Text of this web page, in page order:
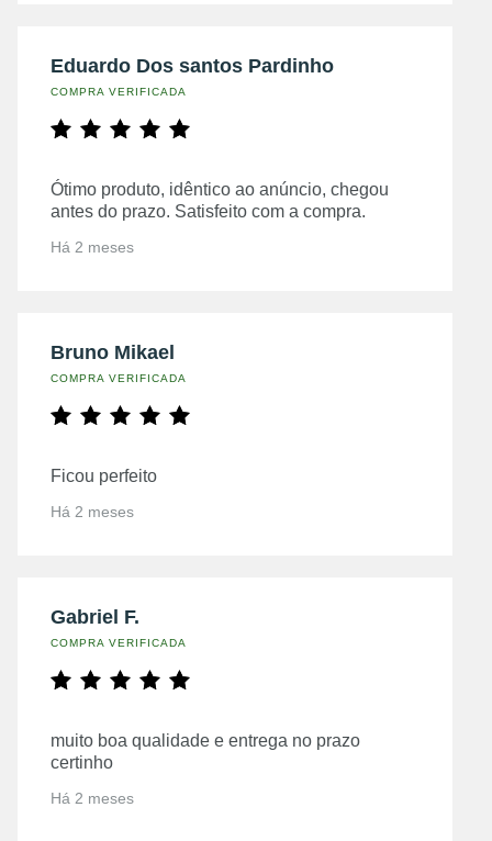
Eduardo Dos santos Pardinho
COMPRA VERIFICADA
Ótimo produto, idêntico ao anúncio, chegou
antes do prazo. Satisfeito com a compra.
Há 2 meses
Bruno Mikael
COMPRA VERIFICADA
Ficou perfeito
Há 2 meses
Gabriel F.
COMPRA VERIFICADA
muito boa qualidade e entrega no prazo
certinho
Há 2 meses